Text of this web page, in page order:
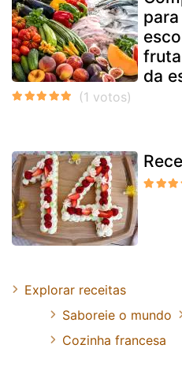
da
Explorar receitas
Saboreie o mundo
Cozinha francesa